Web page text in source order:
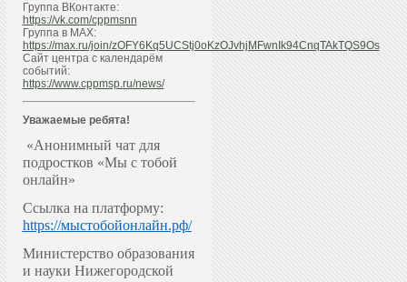
Группа ВКонтакте:
https://vk.com/cppmsnn
Группа в МАХ:
https://max.ru/join/zOFY6Kq5UCStj0oKzOJvhjMFwnIk94CnqTAkTQS9Os
Сайт центра с календарём
событий:
https://www.cppmsp.ru/news/
Уважаемые ребята!
«Анонимный чат для
подростков «Мы с тобой
онлайн»
Ссылка на платформу:
https://мыстобойонлайн.рф/
Министерство образования
и науки Нижегородской